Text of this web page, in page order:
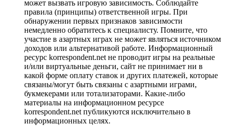
может вызвать игровую зависимость. Соблюдайте
правила (принципы) ответственной игры. При
обнаружении первых признаков зависимости
немедленно обратитесь к специалисту. Помните, что
участие в азартных играх не может являться источником
доходов или альтернативой работе. Информационный
ресурс korrespondent.net не проводит игры на реальные
и/или виртуальные деньги, сайт не принимает ни в
какой форме оплату ставок и других платежей, которые
связаны/могут быть связаны с азартными играми,
букмекерами или тотализаторами. Какие-либо
материалы на информационном ресурсе
korrespondent.net публикуются исключительно в
информационных целях.